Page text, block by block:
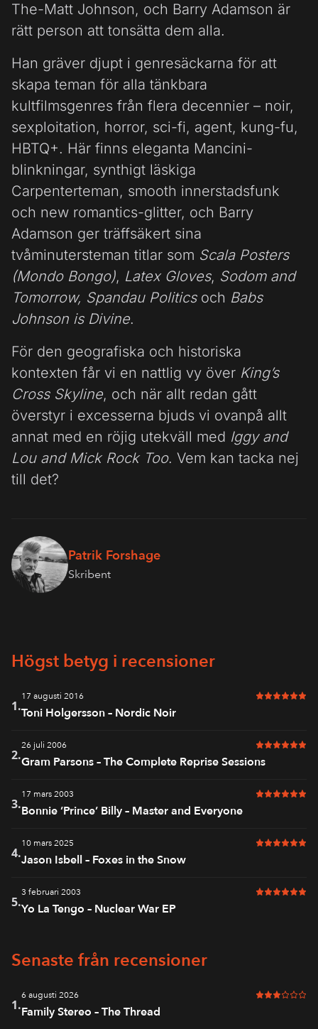
The-Matt Johnson, och Barry Adamson är
rätt person att tonsätta dem alla.
Han gräver djupt i genresäckarna för att
skapa teman för alla tänkbara
kultfilmsgenres från flera decennier – noir,
sexploitation, horror, sci-fi, agent, kung-fu,
HBTQ+. Här finns eleganta Mancini-
blinkningar, synthigt läskiga
Carpenterteman, smooth innerstadsfunk
och new romantics-glitter, och Barry
Adamson ger träffsäkert sina
tvåminutersteman titlar som Scala Posters
(Mondo Bongo), Latex Gloves, Sodom and
Tomorrow, Spandau Politicsoch Babs
Johnson is Divine.
För den geografiska och historiska
kontexten får vi en nattlig vy över King’s
Cross Skyline, och när allt redan gått
överstyr i excesserna bjuds vi ovanpå allt
annat med en röjig utekväll med Iggy and
Lou and Mick Rock Too. Vem kan tacka nej
till det?
Patrik Forshage
Skribent
Högst betyg i recensioner
1.
17 augusti 2016 6 av 6 i
Toni Holgersson – Nordic Noir
2.
26 juli 2006 6 av 6 i
Gram Parsons – The Complete Reprise Sessions
3.
17 mars 2003 6 av 6 i
Bonnie ’Prince’ Billy – Master and Everyone
4.
10 mars 2025 6 av 6 i
Jason Isbell – Foxes in the Snow
5.
3 februari 2003 6 av 6 i
Yo La Tengo – Nuclear War EP
Senaste från recensioner
1.
6 augusti 2026 3 av 6 i
Family Stereo – The Thread